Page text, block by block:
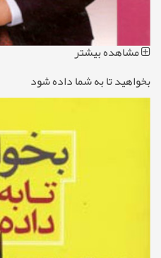
مشاهده بیشتر
بخواهید تا به شما داده شود